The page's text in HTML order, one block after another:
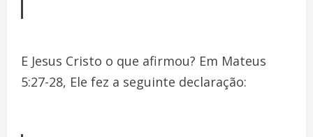
E Jesus Cristo o que afirmou? Em Mateus
5:27-28, Ele fez a seguinte declaração: